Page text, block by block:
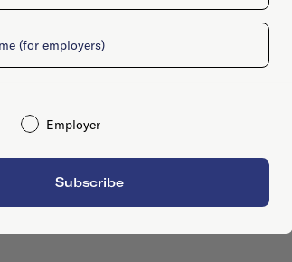
Employer
Subscribe